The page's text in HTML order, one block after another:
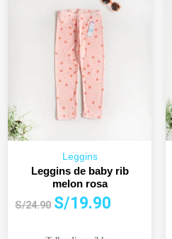
Leggins
Leggins de baby rib
melon rosa
S/24.90
El
S/19.90